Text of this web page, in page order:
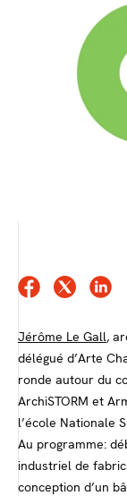
Jérôme Le Gall,
délégué d’Arte
ronde autour du
ArchiSTORM et
l’école Nationale
Au programme:
industriel de
conception d’un